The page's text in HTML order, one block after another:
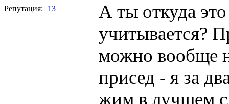
Репутация: 13
А ты откуда
учитывается?
можно вообще
присед - я за
жим в лучшем